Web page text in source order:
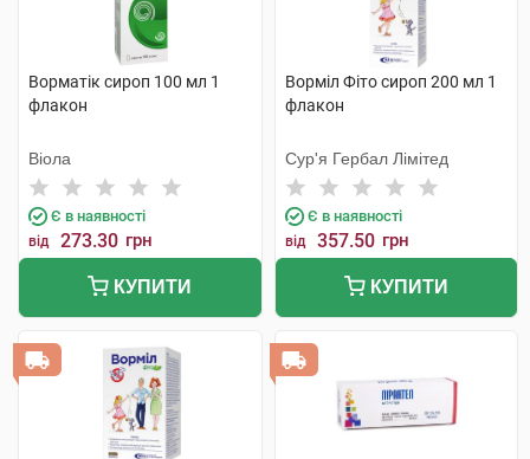
Ворматік сироп 100 мл 1
флакон
Віола
Є в наявності
від 273.30 грн
КУПИТИ
Ворміл Фіто сироп 200 мл 1
флакон
Сур'я Гербал Лімітед
Є в наявності
від 357.50 грн
КУПИТИ